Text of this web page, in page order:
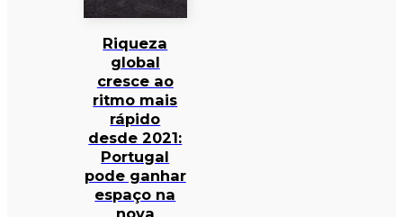
Riqueza
global
cresce ao
ritmo mais
rápido
desde 2021:
Portugal
pode ganhar
espaço na
nova